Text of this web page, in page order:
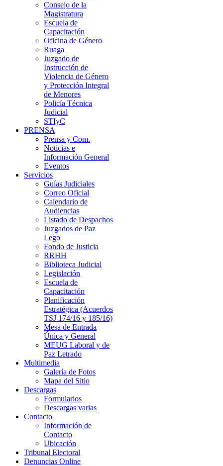
Consejo de la
Magistratura
Escuela de
Capacitación
Oficina de Género
Ruaga
Juzgado de
Instrucción de
Violencia de Género
y Protección Integral
de Menores
Policía Técnica
Judicial
STIyC
PRENSA
Prensa y Com.
Noticias e
Información General
Eventos
Servicios
Guías Judiciales
Correo Oficial
Calendario de
Audiencias
Listado de Despachos
Juzgados de Paz
Lego
Fondo de Justicia
RRHH
Biblioteca Judicial
Legislación
Escuela de
Capacitación
Planificación
Estratégica (Acuerdos
TSJ 174/16 y 185/16)
Mesa de Entrada
Única y General
MEUG Laboral y de
Paz Letrado
Multimedia
Galería de Fotos
Mapa del Sitio
Descargas
Formularios
Descargas varias
Contacto
Información de
Contacto
Ubicación
Tribunal Electoral
Denuncias Online